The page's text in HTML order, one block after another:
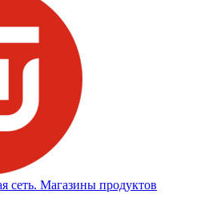
Магазины продуктов